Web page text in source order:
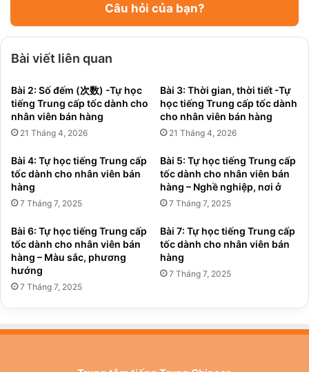
Câu hỏi của bạn?
Bài viết liên quan
Bài 2: Số đếm (次数) -Tự học
tiếng Trung cấp tốc dành cho
nhân viên bán hàng
21 Tháng 4, 2026
Bài 3: Thời gian, thời tiết -Tự
học tiếng Trung cấp tốc dành
cho nhân viên bán hàng
21 Tháng 4, 2026
Bài 4: Tự học tiếng Trung cấp
tốc dành cho nhân viên bán
hàng
7 Tháng 7, 2025
Bài 5: Tự học tiếng Trung cấp
tốc dành cho nhân viên bán
hàng – Nghề nghiệp, nơi ở
7 Tháng 7, 2025
Bài 6: Tự học tiếng Trung cấp
tốc dành cho nhân viên bán
hàng – Màu sắc, phương
hướng
7 Tháng 7, 2025
Bài 7: Tự học tiếng Trung cấp
tốc dành cho nhân viên bán
hàng
7 Tháng 7, 2025